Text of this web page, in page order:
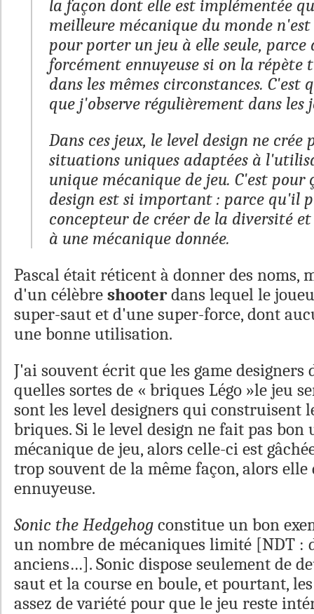
la façon dont elle est implémentée
meilleure mécanique du monde
pour porter un jeu à elle seule,
forcément ennuyeuse si on la répète
dans les mêmes circonstances. C'est
que j'observe régulièrement dans les
Dans ces jeux, le level design ne crée
situations uniques adaptées à
unique mécanique de jeu. C'est pour
design est si important : parce qu'il
concepteur de créer de la diversité
à une mécanique donnée.
Pascal était réticent à donner des noms,
d'un célèbre shooterdans lequel le
super-saut et d'une super-force, dont
une bonne utilisation.
J'ai souvent écrit que les game
quelles sortes de « briques Légo »le jeu
sont les level designers qui construisent
briques. Si le level design ne fait pas bon
mécanique de jeu, alors celle-ci est
trop souvent de la même façon, alors elle
ennuyeuse.
Sonic the Hedgehog constitue un bon
un nombre de mécaniques limité [NDT :
anciens…]. Sonic dispose seulement de
saut et la course en boule, et pourtant,
assez de variété pour que le jeu reste